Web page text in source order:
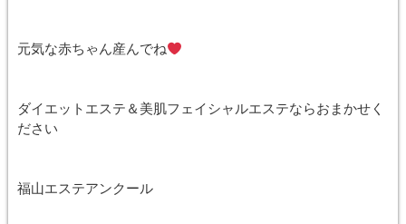
元気な赤ちゃん産んでね
ダイエットエステ＆美肌フェイシャルエステならおまかせく
ださい
福山エステアンクール